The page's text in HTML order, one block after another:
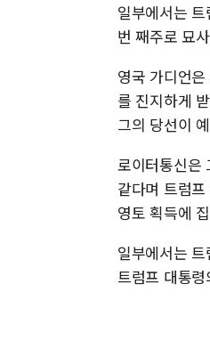
일부에서는
번 째주로 묘
영국 가디언
를 진지하게
그의 당선이
로이터통신
같다며 트럼
영토 획득에
일부에서는
트럼프 대통